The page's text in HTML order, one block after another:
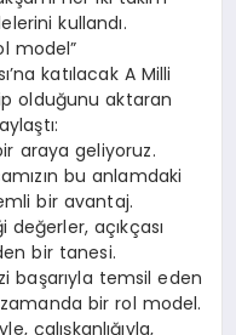
kullandı.
model”
katılacak A Milli
olduğunu aktaran
araya geliyoruz.
bu anlamdaki
bir avantaj.
değerler, açıkçası
bir tanesi.
başarıyla temsil eden
zamanda bir rol model.
çalışkanlığıyla,